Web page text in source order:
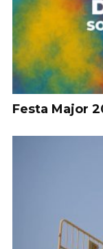
Festa Major